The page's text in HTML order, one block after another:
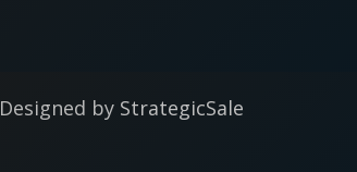
Designed by StrategicSale